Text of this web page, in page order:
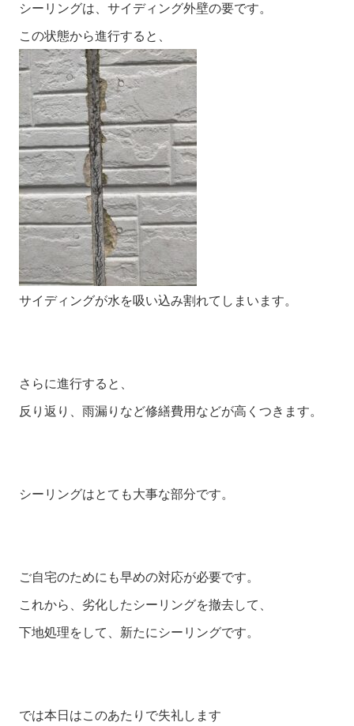
シーリングは、サイディング外壁の要です。
サイディングが水を吸い込み割れてしまいます。
さらに進行すると、
反り返り、雨漏りなど修繕費用などが高くつきます。
シーリングはとても大事な部分です。
ご自宅のためにも早めの対応が必要です。
これから、劣化したシーリングを撤去して、
下地処理をして、新たにシーリングです。
では本日はこのあたりで失礼します